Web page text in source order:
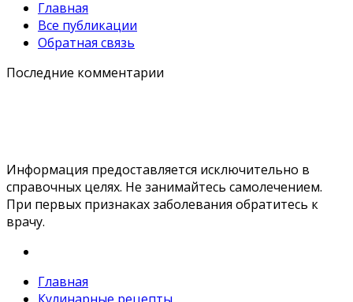
Главная
Все публикации
Обратная связь
Последние комментарии
Информация предоставляется исключительно в
справочных целях. Не занимайтесь самолечением.
При первых признаках заболевания обратитесь к
врачу.
Главная